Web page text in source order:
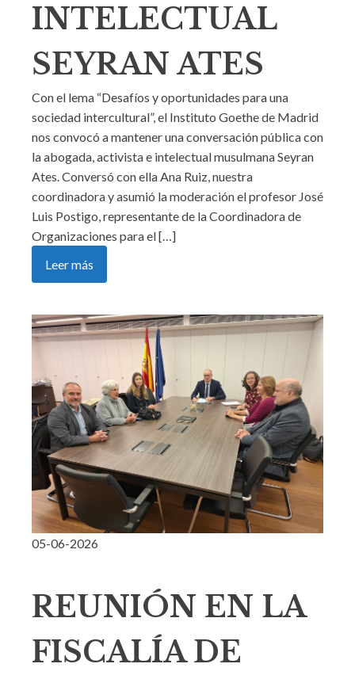
INTELECTUAL
SEYRAN ATES
Con el lema “Desafíos y oportunidades para una
sociedad intercultural”, el Instituto Goethe de Madrid
nos convocó a mantener una conversación pública con
la abogada, activista e intelectual musulmana Seyran
Ates. Conversó con ella Ana Ruiz, nuestra
coordinadora y asumió la moderación el profesor José
Luis Postigo, representante de la Coordinadora de
Organizaciones para el […]
Leer más
05-06-2026
REUNIÓN EN LA
FISCALÍA DE